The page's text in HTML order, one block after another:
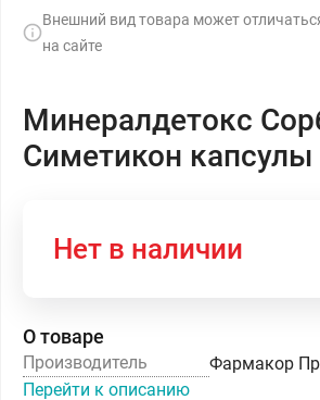
Внешний вид товара может
на сайте
Минералдетокс
Симетикон
Нет в наличии
О товаре
Производитель
Фармакор
Перейти к описанию